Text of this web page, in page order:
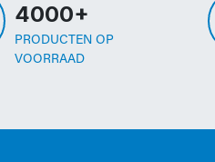
4000+
PRODUCTEN OP
VOORRAAD